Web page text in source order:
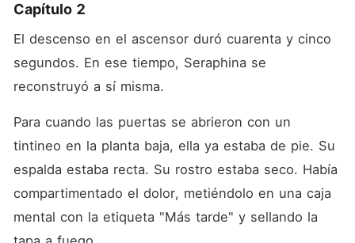
Capítulo 2
El descenso en el ascensor duró cuarenta y cinco
segundos. En ese tiempo, Seraphina se
reconstruyó a sí misma.
Para cuando las puertas se abrieron con un
tintineo en la planta baja, ella ya estaba de pie. Su
espalda estaba recta. Su rostro estaba seco. Había
compartimentado el dolor, metiéndolo en una caja
mental con la etiqueta "Más tarde" y sellando la